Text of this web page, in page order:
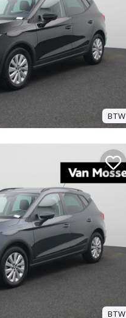
BTW
BTW